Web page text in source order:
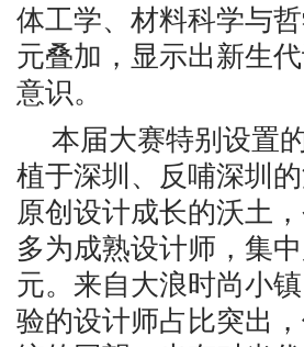
体工学、材料科学与
元叠加，显示出新生
意识。
本届大赛特别设置
植于深圳、反哺深圳
原创设计成长的沃土
多为成熟设计师，集
元。来自大浪时尚小
验的设计师占比突出